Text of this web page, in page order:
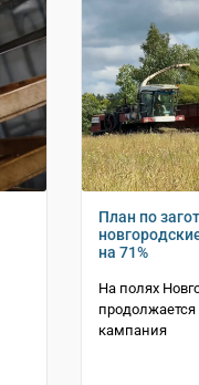
План по
на 71%
На полях
продолжается
кампания